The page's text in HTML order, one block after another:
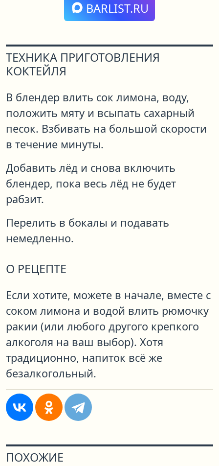
BARLIST.RU
ТЕХНИКА ПРИГОТОВЛЕНИЯ
КОКТЕЙЛЯ
В блендер влить сок лимона, воду,
положить мяту и всыпать сахарный
песок. Взбивать на большой скорости
в течение минуты.
Добавить лёд и снова включить
блендер, пока весь лёд не будет
рабзит.
Перелить в бокалы и подавать
немедленно.
О РЕЦЕПТЕ
Если хотите, можете в начале, вместе с
соком лимона и водой влить рюмочку
ракии (или любого другого крепкого
алкоголя на ваш выбор). Хотя
традиционно, напиток всё же
безалкогольный.
ПОХОЖИЕ